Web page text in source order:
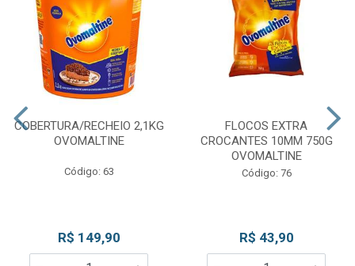
COBERTURA/RECHEIO 2,1KG
OVOMALTINE
Código: 63
R$ 149,90
FLOCOS EXTRA
CROCANTES 10MM 750G
OVOMALTINE
Código: 76
R$ 43,90